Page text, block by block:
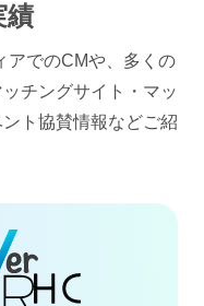
績
アでのCMや、多くの
チングサイト・マッ
ト協賛情報などご紹